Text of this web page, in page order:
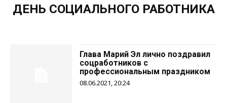
ДЕНЬ СОЦИАЛЬНОГО РАБОТНИКА
Глава Марий Эл лично поздравил
соцработников с
профессиональным праздником
08.06.2021, 20:24